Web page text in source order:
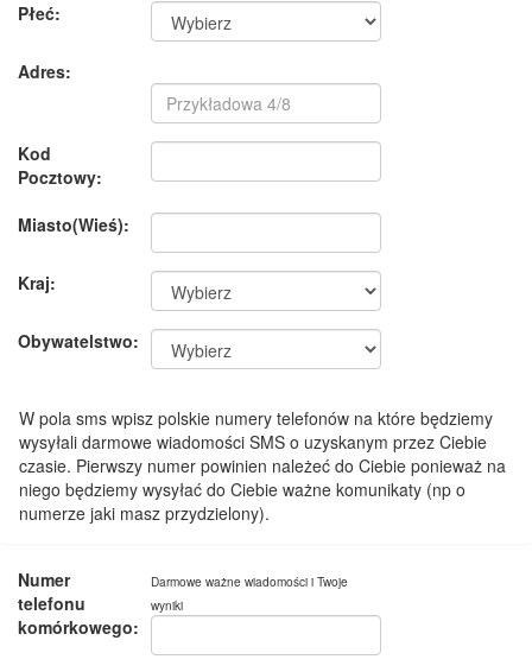
Płeć:
Adres:
Kod
Pocztowy:
Miasto(Wieś):
Kraj:
Obywatelstwo:
W pola sms wpisz polskie numery telefonów na które będziemy
wysyłali darmowe wiadomości SMS o uzyskanym przez Ciebie
czasie. Pierwszy numer powinien należeć do Ciebie ponieważ na
niego będziemy wysyłać do Ciebie ważne komunikaty (np o
numerze jaki masz przydzielony).
Numer
telefonu
komórkowego:
Darmowe ważne wiadomości i Twoje
wyniki